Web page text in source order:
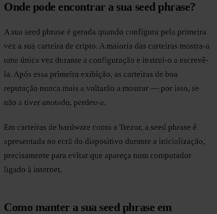
Onde pode encontrar a sua seed phrase?
A sua seed phrase é gerada quando configura pela primeira
vez a sua carteira de cripto. A maioria das carteiras mostra-a
uma única vez durante a configuração e instrui-o a escrevê-
la. Após essa primeira exibição, as carteiras de boa
reputação nunca mais a voltarão a mostrar — por isso, se
não a tiver anotado, perdeu-a.
Em carteiras de hardware como a Trezor, a seed phrase é
apresentada no ecrã do dispositivo durante a inicialização,
precisamente para evitar que apareça num computador
ligado à internet.
Como manter a sua seed phrase em